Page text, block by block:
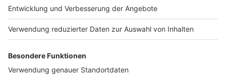
Konzepts zum Schutz vor sexualisierter Gewalt und
Missbrauchsopfern hätten ihn sehr getroffen, sagte
Osnabrücks Bischof Bode. In Zukunft gehe es